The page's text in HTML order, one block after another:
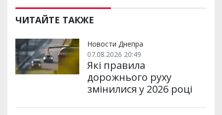
ЧИТАЙТЕ ТАКЖЕ
Новости Днепра
07.08.2026 20:49
Які правила
дорожнього руху
змінилися у 2026 році